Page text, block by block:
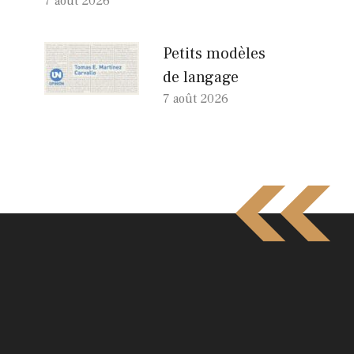
Petits modèles
de langage
7 août 2026